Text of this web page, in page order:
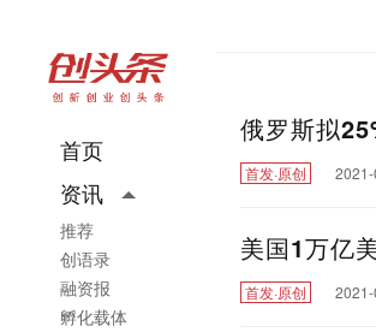
俄罗斯拟
首发·原创
美国1万亿
首发·原创
首页
资讯
推荐
创语录
融资报
孵化载体